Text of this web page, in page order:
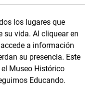
los lugares que
su vida. Al cliquear en
a información
su presencia. Este
Museo Histórico
Educando.